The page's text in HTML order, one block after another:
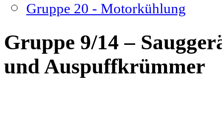
Gruppe 20 - Motorkühlung
Gruppe 9/14 –
und Auspuffkrümmer